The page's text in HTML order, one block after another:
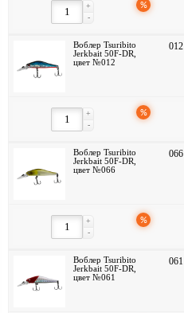
-
+ %
Воблер Tsuribito
Jerkbait 50F-DR,
цвет №012
012
-
+ %
Воблер Tsuribito
Jerkbait 50F-DR,
цвет №066
066
-
+ %
Воблер Tsuribito
Jerkbait 50F-DR,
цвет №061
061